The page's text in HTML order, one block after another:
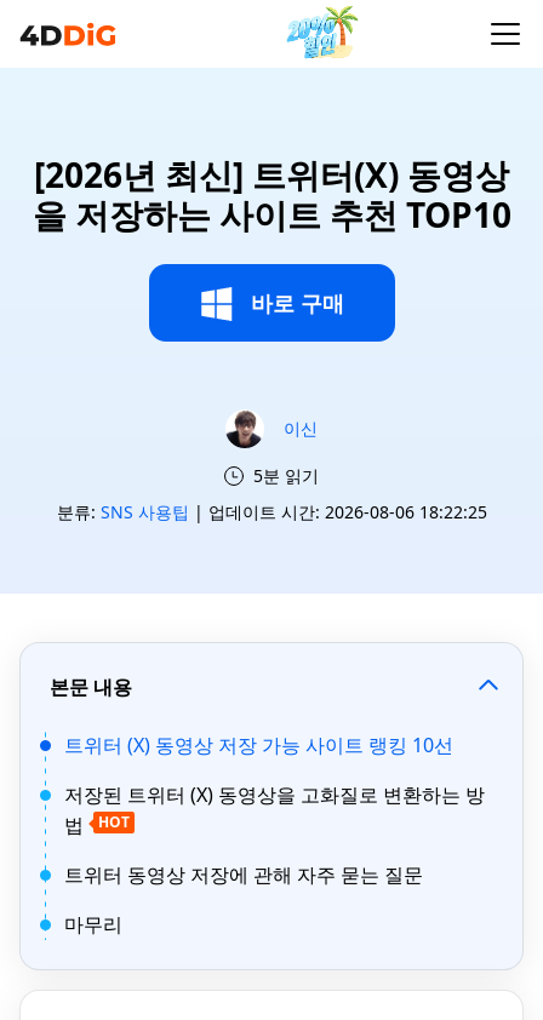
[2026년 최신] 트위터(X) 동영상
을 저장하는 사이트 추천 TOP10
바로 구매
이신
5분 읽기
분류: SNS 사용팁 | 업데이트 시간: 2026-08-06 18:22:25
본문 내용
트위터 (X) 동영상 저장 가능 사이트 랭킹 10선
저장된 트위터 (X) 동영상을 고화질로 변환하는 방
법
HOT
트위터 동영상 저장에 관해 자주 묻는 질문
마무리